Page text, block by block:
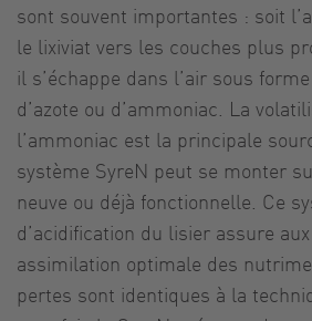
sont souvent importantes : soit
le lixiviat vers les couches plus
il s’échappe dans l’air sous
d’azote ou d’ammoniac. La
l’ammoniac est la principale
système SyreN peut se monter
neuve ou déjà fonctionnelle. Ce
d’acidification du lisier assure
assimilation optimale des
pertes sont identiques à la